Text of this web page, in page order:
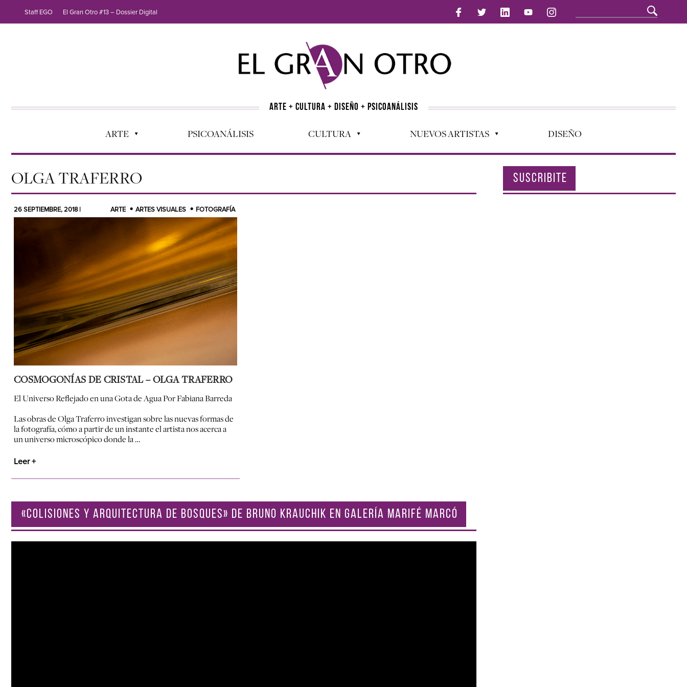
Staff EGO El Gran Otro #13 – Dossier Digital
ARTE + CULTURA + DISEÑO + PSICOANÁLISIS
ARTE PSICOANÁLISIS CULTURA NUEVOS ARTISTAS DISEÑO
OLGA TRAFERRO
26 SEPTIEMBRE, 2018 | ARTE ARTES VISUALES FOTOGRAFÍA
COSMOGONÍAS DE CRISTAL – OLGA TRAFERRO
El Universo Reflejado en una Gota de Agua Por Fabiana Barreda
Las obras de Olga Traferro investigan sobre las nuevas formas de
la fotografía, cómo a partir de un instante el artista nos acerca a
un universo microscópico donde la …
Leer +
«COLISIONES Y ARQUITECTURA DE BOSQUES» DE BRUNO KRAUCHIK EN GALERÍA MARIFÉ MARCÓ
SUSCRIBITE